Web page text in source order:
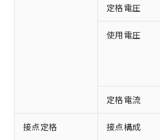
定格電圧
使用電圧
定格電流
接点定格 接点構成
ご利用条件
※1 対応状況
対応済み：EU
非含有に対応した製
対応予定：EU RoHS
有に対応した製品に切